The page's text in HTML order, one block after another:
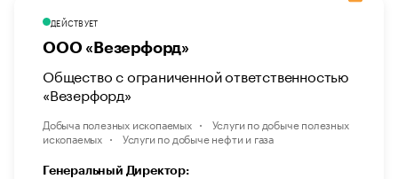
ДЕЙСТВУЕТ
ООО «Везерфорд»
Общество с ограниченной ответственностью
«Везерфорд»
Добыча полезных ископаемых
Услуги по добыче полезных
ископаемых
Услуги по добыче нефти и газа
Генеральный Директор: